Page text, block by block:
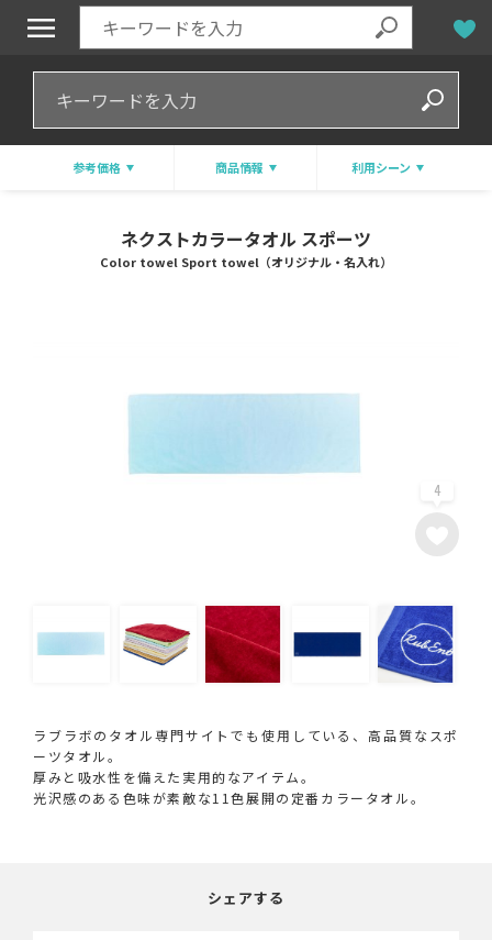
参考価格 商品情報 利用シーン
ネクストカラータオル スポーツ
Color towel Sport towel（オリジナル・名入れ）
4
ラブラボのタオル専門サイトでも使用している、高品質なスポ
ーツタオル。
厚みと吸水性を備えた実用的なアイテム。
光沢感のある色味が素敵な11色展開の定番カラータオル。
シェアする